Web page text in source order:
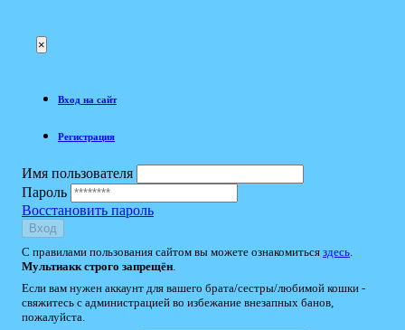
×
Вход на сайт
Регистрация
Имя пользователя
Пароль
Восстановить пароль
Вход
С правилами пользования сайтом вы можете ознакомиться здесь
Мультиакк строго запрещён
Если вам нужен аккаунт для вашего брата/сестры/любимой кошки -
свяжитесь с администрацией во избежание внезапных банов,
пожалуйста.